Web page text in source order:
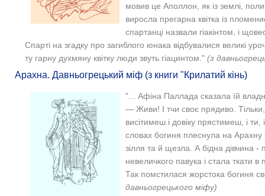
мовив це Аполлон, як із землі,
виросла прегарна квітка із
спартанці назвали гіакінтом, і
Спарті на згадку про загиблого юнака відбувалися великі
ту гарну духмяну квітку люди звуть гіацинтом." (з
Арахна. Давньогрецький міф (з книги "Крилатий кінь)
"... Афіна Паллада сказала їй
— Живи! І тчи своє прядиво. Тільки,
висітимеш і довіку прястимеш, і ти,
словах богиня плеснула на Арахну
зілля та й щезла. А бідна дівчина -
невеличкого павука і стала ткати в
Так помстилася жорстока богиня
давньогрецького міфу)